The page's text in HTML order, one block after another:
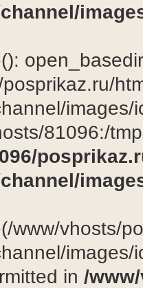
81096:/
www/vhosts/
in /